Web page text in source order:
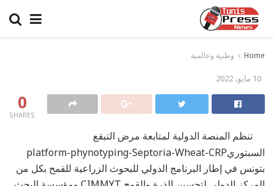
Home وطنية وعالمية
10 مايو، 2022
0
SHARES
تنظم المنصة الدولية لمتابعة مرض التبقع
السبتوريplatform-phynotyping-Septoria-Wheat-CRP
بتونس في إطار البرنامج الدولي للبحوث الزراعية للقمح بكل من